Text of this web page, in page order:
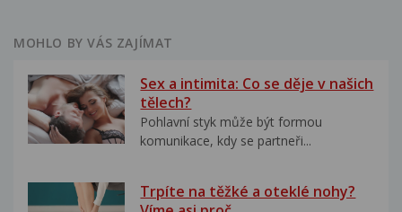
MOHLO BY VÁS ZAJÍMAT
Sex a intimita: Co se děje v našich
tělech?
Pohlavní styk může být formou
komunikace, kdy se partneři...
Trpíte na těžké a oteklé nohy?